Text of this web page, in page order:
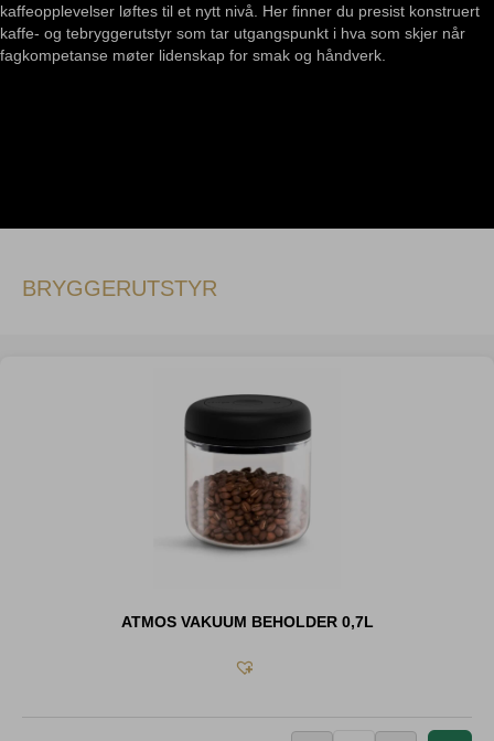
kaffeopplevelser løftes til et nytt nivå. Her finner du presist konstruert
kaffe- og tebryggerutstyr som tar utgangspunkt i hva som skjer når
fagkompetanse møter lidenskap for smak og håndverk.
BRYGGERUTSTYR
ATMOS VAKUUM BEHOLDER 0,7L